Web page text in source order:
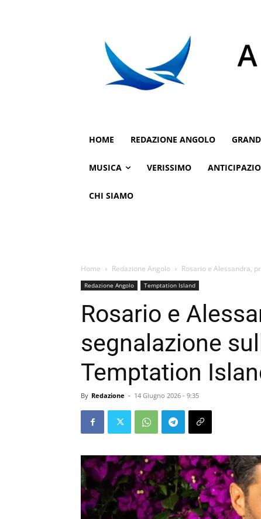
HOME REDAZIONE ANGOLO
MUSICA VERISSIMO
CHI SIAMO
Home Redazione Angolo Rosario e Alessandra,
Redazione Angolo Temptation Island
Rosario e
segnalazione
Temptation
By Redazione - 14 Giugno 2026 - 9:35